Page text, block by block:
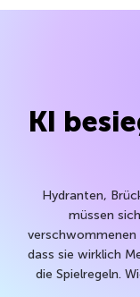
KI
Hydranten,
müssen
verschwommenen
dass sie wirklich
die Spielregeln.